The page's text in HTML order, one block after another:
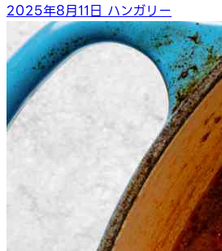
2025年8月11日 ハンガリー